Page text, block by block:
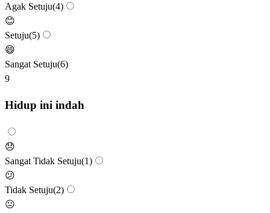
Agak Setuju(4)
😊
Setuju(5)
😄
Sangat Setuju(6)
9
Hidup ini indah
😞
Sangat Tidak Setuju(1)
😕
Tidak Setuju(2)
😐